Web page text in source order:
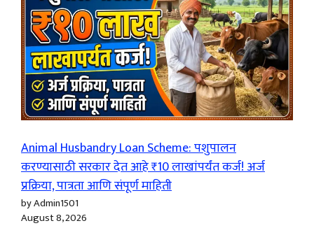
Animal Husbandry Loan Scheme: पशुपालन
करण्यासाठी सरकार देत आहे ₹10 लाखांपर्यंत कर्ज! अर्ज
प्रक्रिया, पात्रता आणि संपूर्ण माहिती
by Admin1501
August 8, 2026